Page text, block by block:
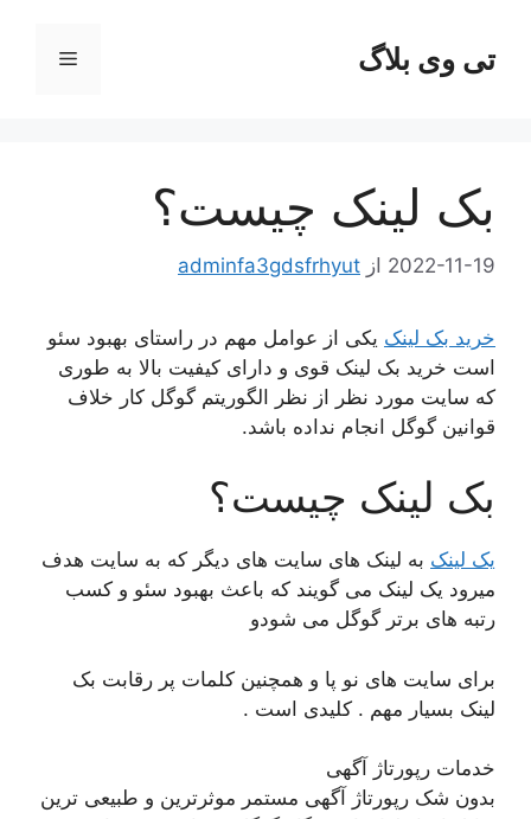
محتواتی وی بلاگ فهرست
بک لینک چیست؟
2022-11-19 از adminfa3gdsfrhyut
خرید بک لینک یکی از عوامل مهم در راستای بهبود سئو
است خرید بک لینک قوی و دارای کیفیت بالا به طوری
که سایت مورد نظر از نظر الگوریتم گوگل کار خلاف
قوانین گوگل انجام نداده باشد.
بک لینک چیست؟
یک لینک به لینک های سایت های دیگر که به سایت هدف
میرود یک لینک می گویند که باعث بهبود سئو و کسب
رتبه های برتر گوگل می شودو
برای سایت های نو پا و همچنین کلمات پر رقابت بک
لینک بسیار مهم . کلیدی است .
خدمات رپورتاژ آگهی
بدون شک رپورتاژ آگهی مستمر موثرترین و طبیعی ترین